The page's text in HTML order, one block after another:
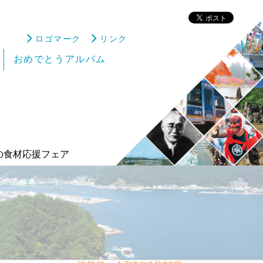
ロゴマーク リンク
おめでとうアルバム
材応援フェア